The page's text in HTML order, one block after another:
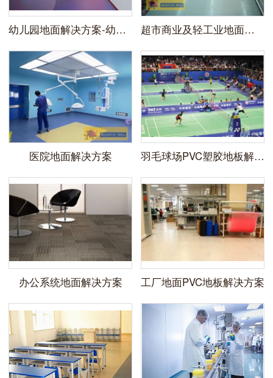
幼儿园地面解决方案-幼儿园pvc地板 超市商业及轻工业地面地面方案
医院地面解决方案 羽毛球场PVC塑胶地板解决方案
办公系统地面解决方案 工厂地面PVC地板解决方案